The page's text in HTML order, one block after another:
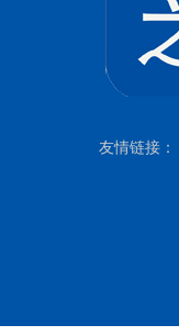
友情链接：